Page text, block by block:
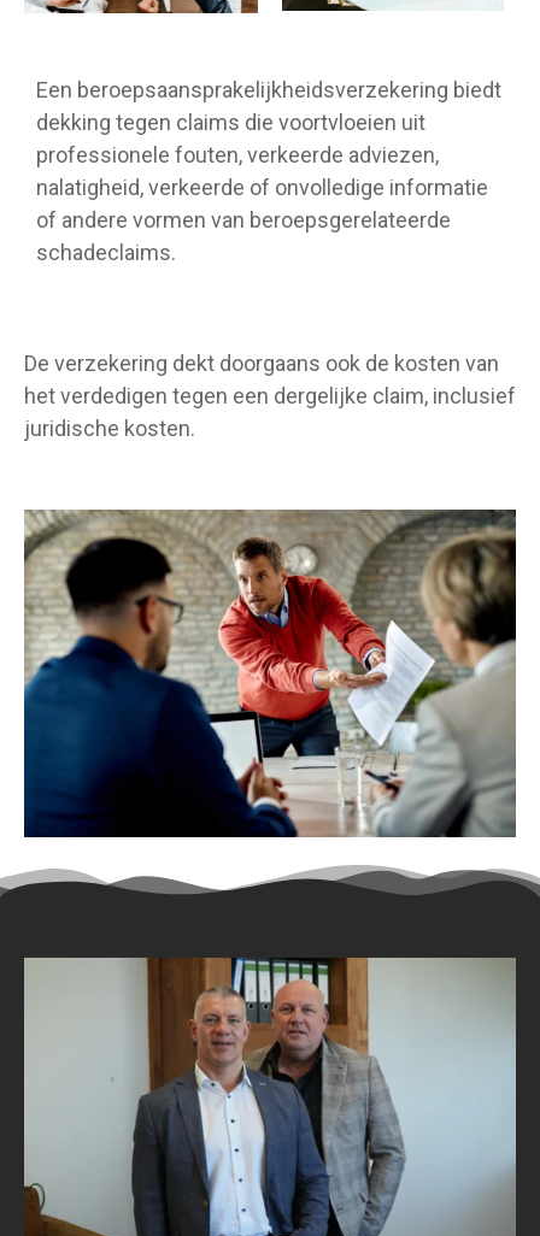
Een beroepsaansprakelijkheidsverzekering biedt
dekking tegen claims die voortvloeien uit
professionele fouten, verkeerde adviezen,
nalatigheid, verkeerde of onvolledige informatie
of andere vormen van beroepsgerelateerde
schadeclaims.
De verzekering dekt doorgaans ook de kosten van
het verdedigen tegen een dergelijke claim, inclusief
juridische kosten.